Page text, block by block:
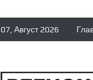
07, Август 2026